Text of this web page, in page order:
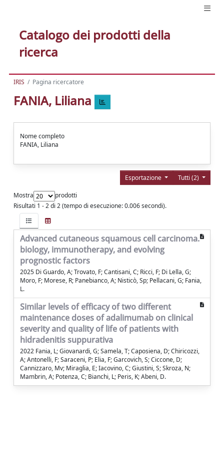
Catalogo dei prodotti della
ricerca
IRIS Pagina ricercatore
FANIA, Liliana
Nome completo
FANIA, Liliana
Tutti (2)
Esportazione
Mostra
prodotti
Risultati 1 - 2 di 2 (tempo di esecuzione: 0.006 secondi).
Advanced cutaneous squamous cell carcinoma.
biology, immunotherapy, and evolving
prognostic factors
2025 Di Guardo, A; Trovato, F; Cantisani, C; Ricci, F; Di Lella, G;
Moro, F; Morese, R; Panebianco, A; Nisticò, Sp; Pellacani, G; Fania,
L.
Similar levels of efficacy of two different
maintenance doses of adalimumab on clinical
severity and quality of life of patients with
hidradenitis suppurativa
2022 Fania, L; Giovanardi, G; Samela, T; Caposiena, D; Chiricozzi,
A; Antonelli, F; Saraceni, P; Elia, F; Garcovich, S; Ciccone, D;
Cannizzaro, Mv; Miraglia, E; Iacovino, C; Giustini, S; Skroza, N;
Mambrin, A; Potenza, C; Bianchi, L; Peris, K; Abeni, D.